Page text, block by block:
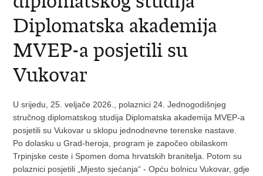
Diplomatska akademija
MVEP-a posjetili su
Vukovar
U srijedu, 25. veljače 2026., polaznici 24. Jednogodišnjeg
stručnog diplomatskog studija Diplomatska akademija MVEP-a
posjetili su Vukovar u sklopu jednodnevne terenske nastave.
Po dolasku u Grad-heroja, program je započeo obilaskom
Trpinjske ceste i Spomen doma hrvatskih branitelja. Potom su
polaznici posjetili „Mjesto sjećanja“ - Opću bolnicu Vukovar, gdje